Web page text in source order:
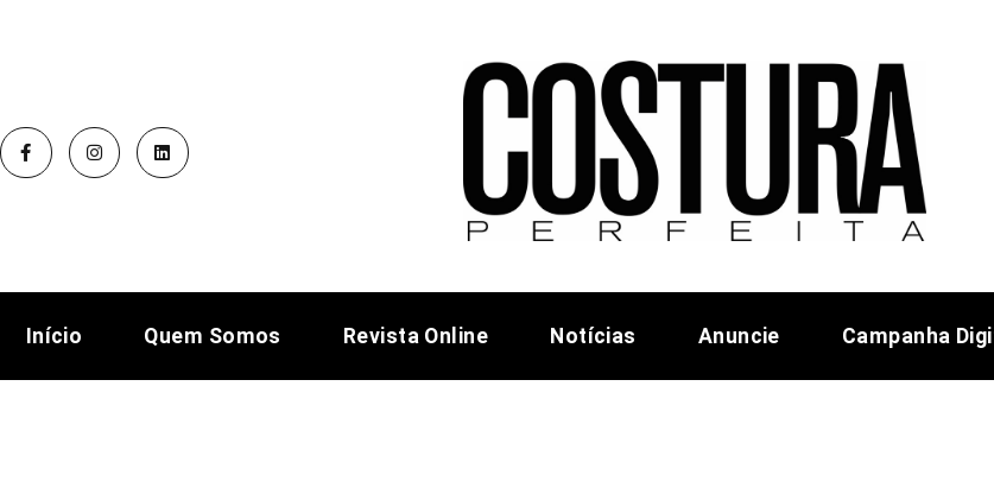
Início Quem Somos Revista Online Notícias Anuncie Campanha